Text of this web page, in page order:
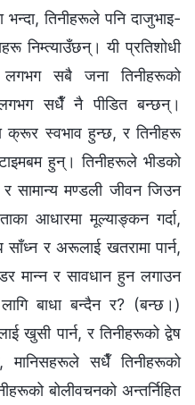
तिनीहरूले पनि दाजुभाइ-
निम्त्याउँछन्। यी प्रतिशोधी
लगभग सबै जना तिनीहरूको
लगभग सधैँ नै पीडित बन्छन्।
क्रूर स्वभाव हुन्छ, र तिनीहरू
हुन्। तिनीहरूले भीडको
र सामान्य मण्डली जीवन जिउन
आधारमा मूल्याङ्कन गर्दा,
र अरूलाई खतरामा पार्न,
मान्न र सावधान हुन लगाउन
बाधा बन्दैन र? (बन्छ।)
खुसी पार्न, र तिनीहरूको द्वेष
मानिसहरूले सधैँ तिनीहरूको
बोलीवचनको अन्तर्निहित